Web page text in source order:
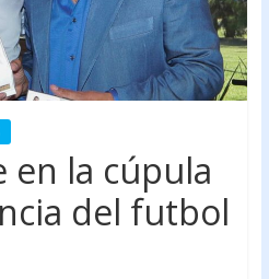
en la cúpula
del futbol